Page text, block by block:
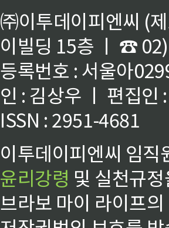
㈜이투데이피엔씨 (
이빌딩 15층 ㅣ ☎
등록번호 : 서울아
인 : 김상우 ㅣ 편집인
ISSN : 2951-4681
이투데이피엔씨 임
윤리강령 및 실천규
브라보 마이 라이프